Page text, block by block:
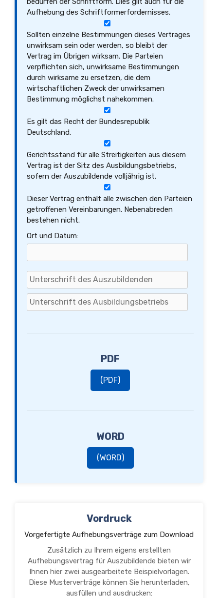
Aufhebung des Schriftformerfordernisses.
Sollten einzelne Bestimmungen dieses Vertrages
unwirksam sein oder werden, so bleibt der
Vertrag im Übrigen wirksam. Die Parteien
verpflichten sich, unwirksame Bestimmungen
durch wirksame zu ersetzen, die dem
wirtschaftlichen Zweck der unwirksamen
Bestimmung möglichst nahekommen.
Es gilt das Recht der Bundesrepublik
Deutschland.
Gerichtsstand für alle Streitigkeiten aus diesem
Vertrag ist der Sitz des Ausbildungsbetriebs,
sofern der Auszubildende volljährig ist.
Dieser Vertrag enthält alle zwischen den Parteien
getroffenen Vereinbarungen. Nebenabreden
bestehen nicht.
Ort und Datum:
PDF
(PDF)
WORD
(WORD)
Vordruck
Vorgefertigte Aufhebungsverträge zum Download
Zusätzlich zu Ihrem eigens erstellten
Aufhebungsvertrag für Auszubildende bieten wir
Ihnen hier zwei ausgearbeitete Beispielvorlagen.
Diese Musterverträge können Sie herunterladen,
ausfüllen und ausdrucken: